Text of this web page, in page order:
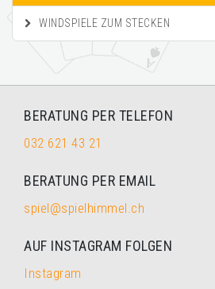
WINDSPIELE ZUM STECKEN
BERATUNG PER TELEFON
032 621 43 21
BERATUNG PER EMAIL
spiel@spielhimmel.ch
AUF INSTAGRAM FOLGEN
Instagram